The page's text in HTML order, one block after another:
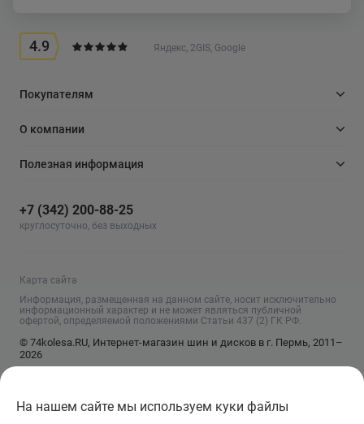
4.9 Яндекс, 2GIS, Google
Покупателям
О компании
Полезная информация
+7 (342) 200-88-25
круглосуточно, без выходных
Карта сайта
Информация, размещенная на данном сайте, носит исключительно
информационный характер и не может являться публичной
офертой, определяемой положениями Статьи 437 (2) ГК РФ.
© 74kolesa.RU, Интернет-магазин шин и дисков в г. Пермь, 2011–
2026
На нашем сайте мы используем куки файлы